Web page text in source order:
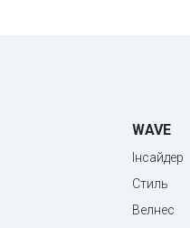
WAVE
Інсайдер
Стиль
Велнес